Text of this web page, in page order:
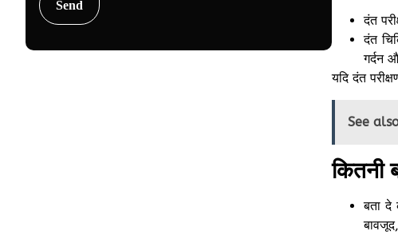
दंत
दंत
गर्दन
यदि दंत
See
कितनी
बता दे